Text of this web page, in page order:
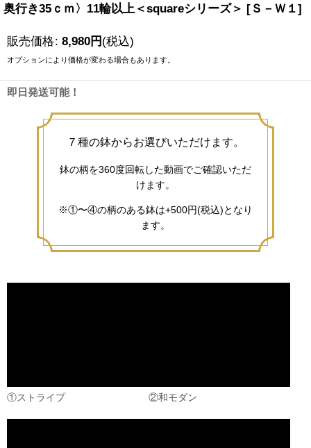
奥行き35ｃｍ〉11輪以上＜squareシリーズ＞ [ Ｓ－Ｗ１]
販売価格: 8,980円(税込)
オプションにより価格が変わる場合もあります。
即日発送可能！
７種の鉢からお選びいただけます。
鉢の柄を360度回転した動画でご確認いただ
けます。
※①〜④の柄のある鉢は+500円(税込)となり
ます。
①ストライプ ②和モダン